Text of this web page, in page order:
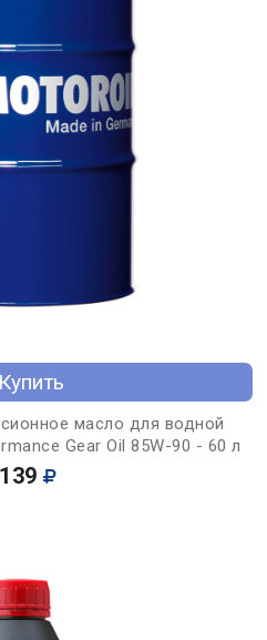
Купить
масло для водной
Gear Oil 85W-90 - 60 л